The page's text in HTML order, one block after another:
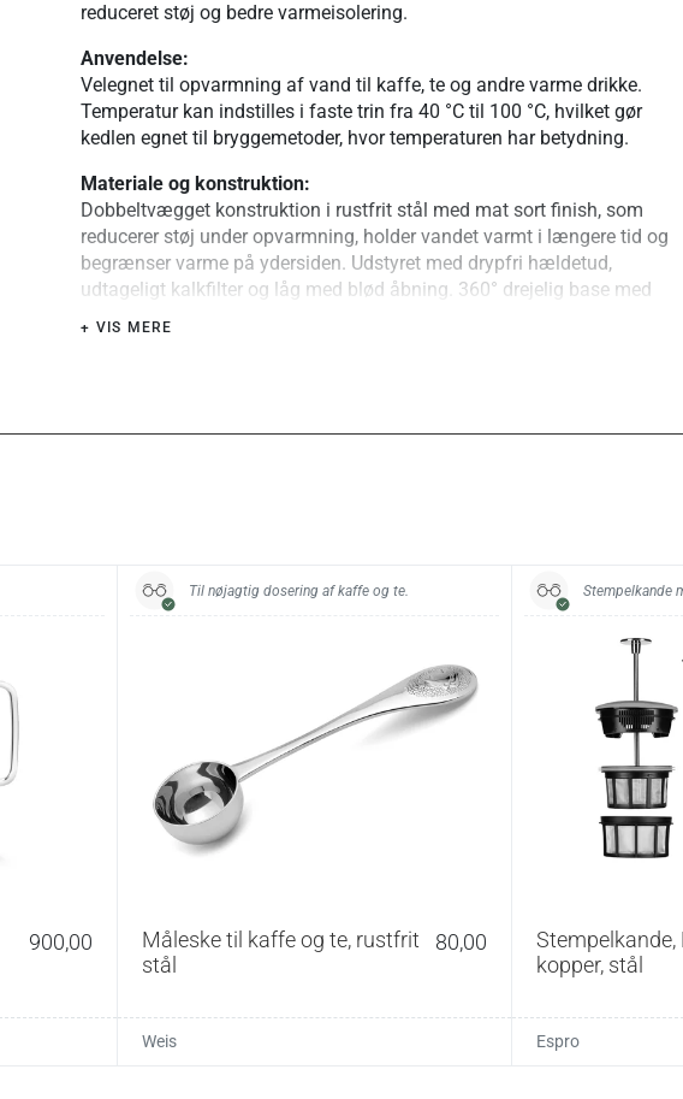
reduceret støj og bedre varmeisolering.
Anvendelse:
Velegnet til opvarmning af vand til kaffe, te og andre varme drikke.
Temperatur kan indstilles i faste trin fra 40 °C til 100 °C, hvilket gør
kedlen egnet til bryggemetoder, hvor temperaturen har betydning.
Materiale og konstruktion:
Dobbeltvægget konstruktion i rustfrit stål med mat sort finish, som
reducerer støj under opvarmning, holder vandet varmt i længere tid og
begrænser varme på ydersiden. Udstyret med drypfri hældetud,
udtageligt kalkfilter og låg med blød åbning. 360° drejelig base med
ledningsoprul. Indbygget beskyttelse mod tørløb.
Dobbeltvæg reducerer støj og varmetab
Udvalgt for den stabile temperaturstyring og konstruktionen, som
kombinerer lavt støjniveau med effektiv opvarmning.
0,5–1,2 liter
40°, 75°, 85°, 95° og 100 °C
Konstruktion
+ VIS MERE
900,00
Til nøjagtig dosering af kaffe og te.
Måleske til kaffe og te, rustfrit
stål
80,00
Weis
Stempelkande
Stempelkande,
kopper, stål
Espro